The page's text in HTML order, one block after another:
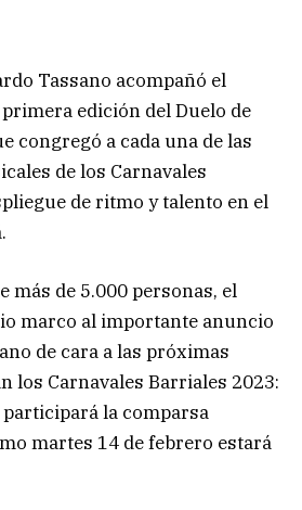
Tassano acompañó el
edición del Duelo de
congregó a cada una de las
de los Carnavales
de ritmo y talento en el
más de 5.000 personas, el
marco al importante anuncio
de cara a las próximas
los Carnavales Barriales 2023:
la comparsa
martes 14 de febrero estará